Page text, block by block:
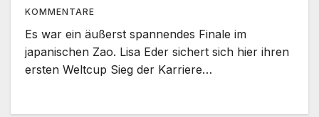
KOMMENTARE
Es war ein äußerst spannendes Finale im
japanischen Zao. Lisa Eder sichert sich hier ihren
ersten Weltcup Sieg der Karriere…